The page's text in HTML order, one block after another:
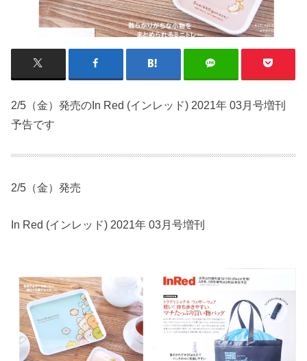
2/5（金）発売のIn Red (インレッド) 2021年 03月号増刊
予告です
2/5（金）発売
In Red (インレッド) 2021年 03月号増刊